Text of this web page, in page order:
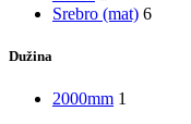
Srebro (mat) 6
Dužina
2000mm 1